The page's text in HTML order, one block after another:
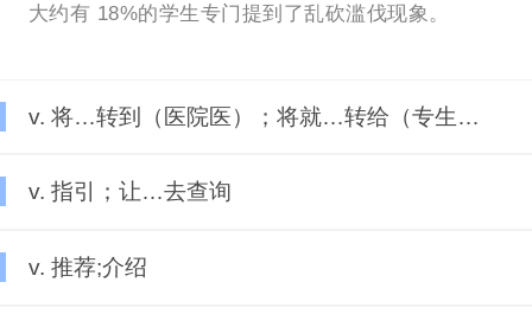
大约有 18%的学生专门提到了乱砍滥伐现象。
v. 将…转到（医院医）；将就…转给（专生）科医
v. 指引；让…去查询
v. 推荐;介绍